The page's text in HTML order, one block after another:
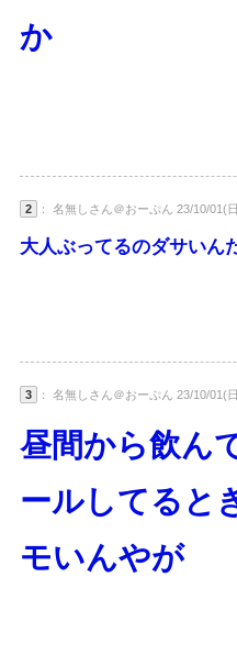
か
2 ： 名無しさん＠おーぷん 23/10/01(
大人ぶってるのダサいん
3 ： 名無しさん＠おーぷん 23/10/01(
昼間から飲ん
ールしてると
モいんやが